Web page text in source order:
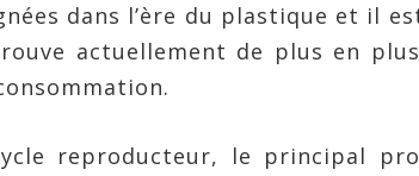
dans l’ère du plastique et il
actuellement de plus en
reproducteur, le principal